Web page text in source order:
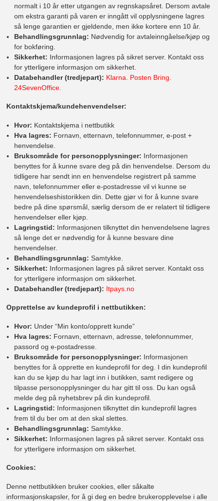
normalt i 10 år etter utgangen av regnskapsåret. Dersom avtale
om ekstra garanti på varen er inngått vil opplysningene lagres
så lenge garantien er gjeldende, men ikke kortere enn 10 år.
Behandlingsgrunnlag: Nødvendig for avtaleinngåelse/kjøp og
for bokføring.
Sikkerhet: Informasjonen lagres på sikret server. Kontakt oss
for ytterligere informasjon om sikkerhet.
Databehandler (tredjepart): Klarna. Posten Bring.
24SevenOffice.
Kontaktskjema/kundehenvendelser:
Hvor: Kontaktskjema i nettbutikk
Hva lagres: Fornavn, etternavn, telefonnummer, e-post +
henvendelse.
Bruksområde for personopplysninger: Informasjonen
benyttes for å kunne svare deg på din henvendelse. Dersom du
tidligere har sendt inn en henvendelse registrert på samme
navn, telefonnummer eller e-postadresse vil vi kunne se
henvendelseshistorikken din. Dette gjør vi for å kunne svare
bedre på dine spørsmål, særlig dersom de er relatert til tidligere
henvendelser eller kjøp.
Lagringstid: Informasjonen tilknyttet din henvendelsene lagres
så lenge det er nødvendig for å kunne besvare dine
henvendelser.
Behandlingsgrunnlag: Samtykke.
Sikkerhet: Informasjonen lagres på sikret server. Kontakt oss
for ytterligere informasjon om sikkerhet.
Databehandler (tredjepart): Itpays.no
Opprettelse av kundeprofil i nettbutikken:
Hvor: Under “Min konto/opprett kunde”
Hva lagres: Fornavn, etternavn, adresse, telefonnummer,
passord og e-postadresse.
Bruksområde for personopplysninger: Informasjonen
benyttes for å opprette en kundeprofil for deg. I din kundeprofil
kan du se kjøp du har lagt inn i butikken, samt redigere og
tilpasse personopplysninger du har gitt til oss. Du kan også
melde deg på nyhetsbrev på din kundeprofil.
Lagringstid: Informasjonen tilknyttet din kundeprofil lagres
frem til du ber om at den skal slettes.
Behandlingsgrunnlag: Samtykke.
Sikkerhet: Informasjonen lagres på sikret server. Kontakt oss
for ytterligere informasjon om sikkerhet.
Cookies:
Denne nettbutikken bruker cookies, eller såkalte
informasjonskapsler, for å gi deg en bedre brukeropplevelse i alle